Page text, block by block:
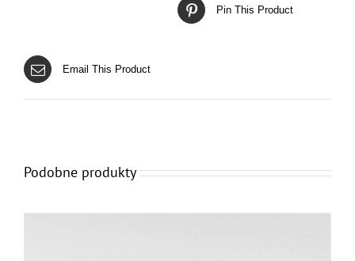
Pin This Product
Email This Product
Podobne produkty